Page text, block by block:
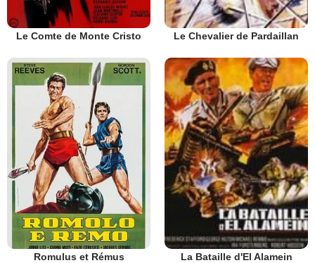
Le Comte de Monte Cristo Le Chevalier de Pardaillan
Romulus et Rémus La Bataille d'El Alamein